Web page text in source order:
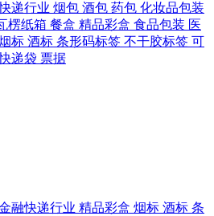
递行业 烟包 酒包 药包 化妆品包装
楞纸箱 餐盒 精品彩盒 食品包装 医
标 酒标 条形码标签 不干胶标签 可
递袋 票据
融快递行业 精品彩盒 烟标 酒标 条